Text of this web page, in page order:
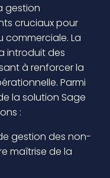
gestion
cruciaux pour
commerciale. La
introduit des
à renforcer la
Parmi
la solution Sage
:
gestion des non-
maîtrise de la